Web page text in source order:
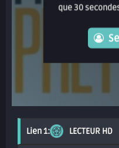
que 30
LECTEUR HD